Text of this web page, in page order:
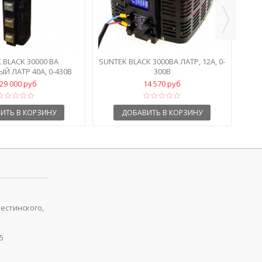
BLACK 30000 ВА
ЛАТР 40А, 0-430В
000 руб
В КОРЗИНУ
SUNTEK BLACK 3000ВА ЛАТР, 12А, 0-
300В
14 570 руб
ДОБАВИТЬ В КОРЗИНУ